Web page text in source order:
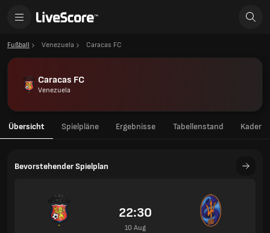
Fußball Venezuela Caracas FC
Caracas FC
Venezuela
Übersicht Spielpläne Ergebnisse Tabellenstand Kader
Bevorstehender Spielplan
22:30
10 Aug